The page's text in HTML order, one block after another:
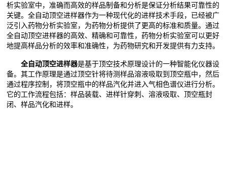
析实验室中，准确而高效的样品制备和分析是保证分析结果可靠性的
关键。全自动顶空进样器作为一种现代化的进样技术手段，已经被广
泛引入药物分析实验室，为药物分析提供了更高的标准和质量。通过
全自动顶空进样器的高效、精确和可靠性，药物分析实验室可以更好
地提高样品分析的效率和准确性，为药物研究和开发提供有力支持。
全自动顶空进样器是基于顶空技术原理设计的一种智能化仪器设
备。其工作原理是通过顶空针将待测样品溶液吸取到顶空瓶中，然后
通过程序控制，将顶空瓶中的样品汽化并进入气相色谱仪进行分析。
它的工作流程包括：样品装载、进样针穿刺、溶液吸取、顶空瓶封
闭、样品汽化和进样。